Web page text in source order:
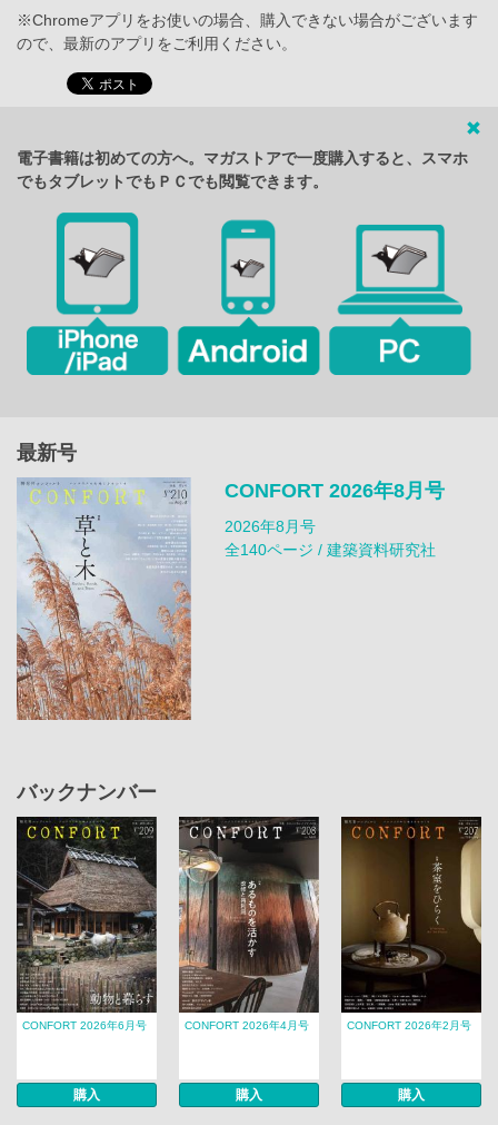
※Chromeアプリをお使いの場合、購入できない場合がございます
ので、最新のアプリをご利用ください。
電子書籍は初めての方へ。マガストアで一度購入すると、スマホ
でもタブレットでもＰＣでも閲覧できます。
最新号
CONFORT 2026年8月号
2026年8月号
全140ページ / 建築資料研究社
バックナンバー
CONFORT 2026年6月号
購入
CONFORT 2026年4月号
購入
CONFORT 2026年2月号
購入